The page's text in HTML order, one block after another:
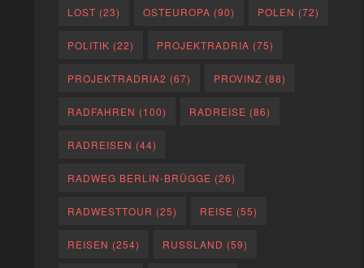
LOST (23) OSTEUROPA (90) POLEN (72)
POLITIK (22) PROJEKTRADRIA (75)
PROJEKTRADRIA2 (67) PROVINZ (88)
RADFAHREN (100) RADREISE (86)
RADREISEN (44)
RADWEG BERLIN-BRÜGGE (26)
RADWESTTOUR (25) REISE (55)
REISEN (254) RUSSLAND (59)